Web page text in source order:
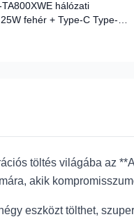
hálózati
fehér + Type-C Type-C
töltés világába az
akik
eszközt tölthet,